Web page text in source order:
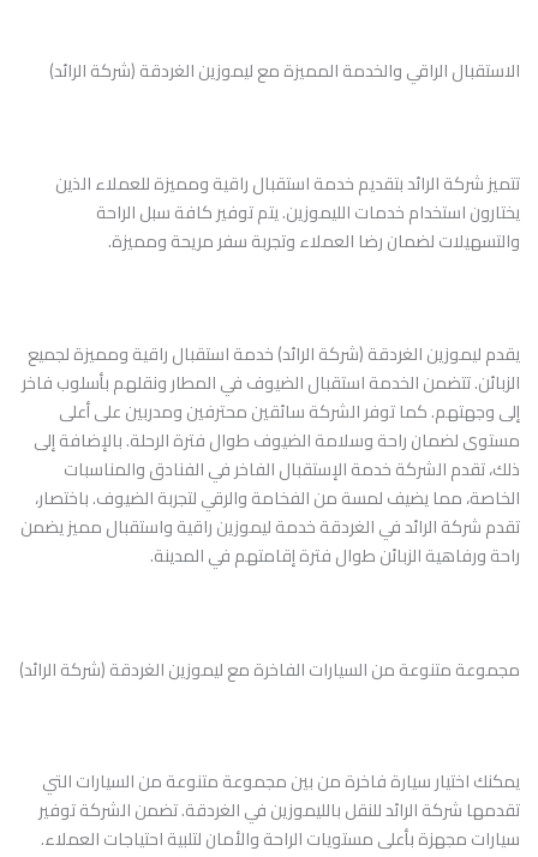
الاستقبال الراقي والخدمة المميزة مع ليموزين الغردقة (شركة الرائد)
تتميز شركة الرائد بتقديم خدمة استقبال راقية ومميزة للعملاء الذين
يختارون استخدام خدمات الليموزين. يتم توفير كافة سبل الراحة
والتسهيلات لضمان رضا العملاء وتجربة سفر مريحة ومميزة.
يقدم ليموزين الغردقة (شركة الرائد) خدمة استقبال راقية ومميزة لجميع
الزبائن. تتضمن الخدمة استقبال الضيوف في المطار ونقلهم بأسلوب فاخر
إلى وجهتهم. كما توفر الشركة سائقين محترفين ومدربين على أعلى
مستوى لضمان راحة وسلامة الضيوف طوال فترة الرحلة. بالإضافة إلى
ذلك، تقدم الشركة خدمة الإستقبال الفاخر في الفنادق والمناسبات
الخاصة، مما يضيف لمسة من الفخامة والرقي لتجربة الضيوف. باختصار،
تقدم شركة الرائد في الغردقة خدمة ليموزين راقية واستقبال مميز يضمن
راحة ورفاهية الزبائن طوال فترة إقامتهم في المدينة.
مجموعة متنوعة من السيارات الفاخرة مع ليموزين الغردقة (شركة الرائد)
يمكنك اختيار سيارة فاخرة من بين مجموعة متنوعة من السيارات التي
تقدمها شركة الرائد للنقل بالليموزين في الغردقة. تضمن الشركة توفير
سيارات مجهزة بأعلى مستويات الراحة والأمان لتلبية احتياجات العملاء.